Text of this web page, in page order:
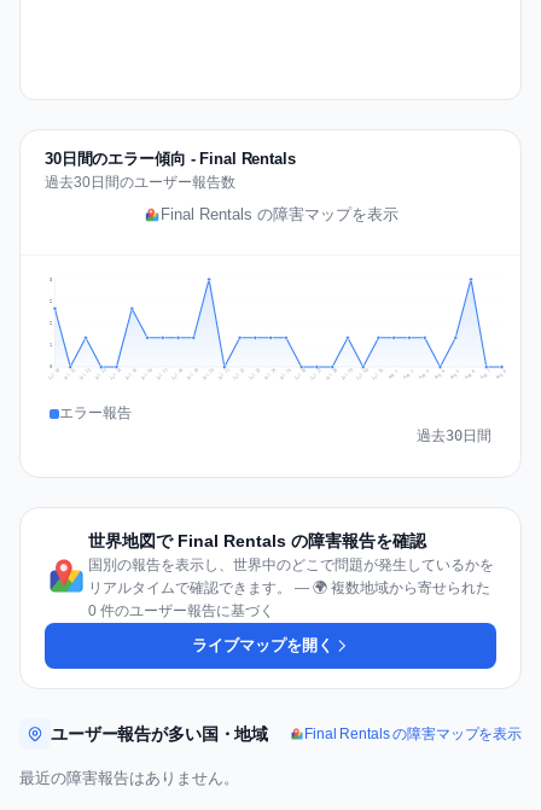
30日間のエラー傾向 - Final Rentals
過去30日間のユーザー報告数
Final Rentals の障害マップを表示
1
2
2
3
Jul 10 Jul 11 Jul 12 Jul 13 Jul 14 Jul 15 Jul 16 Jul 17 Jul 18 Jul 19 Jul 20 Jul 21 Jul 22 Jul 23 Jul 24 Jul 25 Jul 26 Jul 27 Jul 28 Jul 29 Jul 30 Jul 31 Aug 1 Aug 2 Aug 3 Aug 4 Aug 5 Aug 6 Aug 7 Aug 8
エラー報告
過去30日間
世界地図で Final Rentals の障害報告を確認
国別の報告を表示し、世界中のどこで問題が発生しているかを
リアルタイムで確認できます。 — 🌍 複数地域から寄せられた
0 件のユーザー報告に基づく
ライブマップを開く
ユーザー報告が多い国・地域 Final Rentals の障害マップを表示
最近の障害報告はありません。